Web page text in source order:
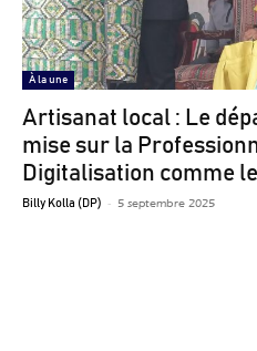
À la une
Artisanat local : Le
mise sur la
Digitalisation comme
Billy Kolla (DP) - 5 septembre 2025